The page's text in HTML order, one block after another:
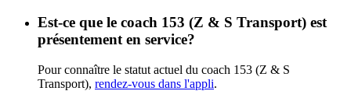
Est-ce que le coach 153 (Z & S Transport) est
présentement en service?
Pour connaître le statut actuel du coach 153 (Z & S
Transport), rendez-vous dans l'appli.